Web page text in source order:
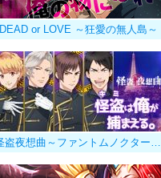
DEAD or LOVE ～狂愛の無人島～
怪盗夜想曲～ファントムノクターン～